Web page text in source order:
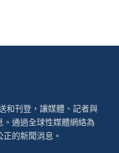
和刊登，讓媒體、記者與
通過全球性媒體網絡為
的新聞消息。